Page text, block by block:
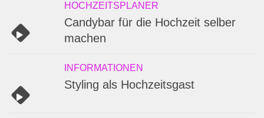
HOCHZEITSPLANER
Candybar für die Hochzeit selber
machen
INFORMATIONEN
Styling als Hochzeitsgast